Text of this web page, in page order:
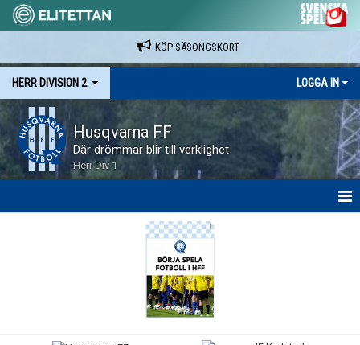
KÖP SÄSONGSKORT
HERR DIVISION 2 LOGGA IN
Husqvarna FF
Där drömmar blir till verklighet
Herr Div 1